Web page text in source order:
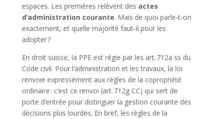
espaces. Les premières relèvent des actes
d’administration courante. Mais de quoi parle‑t‑on
exactement, et quelle majorité faut‑il pour les
adopter ?
En droit suisse, la PPE est régie par les art. 712a ss du
Code civil. Pour l’administration et les travaux, la loi
renvoie expressément aux règles de la copropriété
ordinaire : c’est ce renvoi (art. 712g CC) qui sert de
porte d’entrée pour distinguer la gestion courante des
décisions plus lourdes. En bref, les règles de la